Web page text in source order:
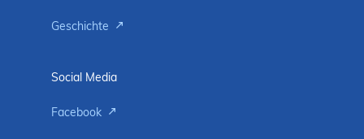
Geschichte
Social Media
Facebook